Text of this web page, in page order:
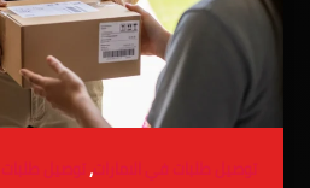
توصيل طلبات في الامارات,توصيل